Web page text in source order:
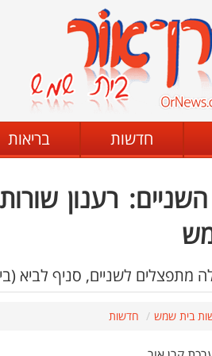
חדשות בריאות
רענון
מתפצלים לשניים, סניף לביא
בית שמש חדשות
קביעת ניגודיות
הגדלת האתר